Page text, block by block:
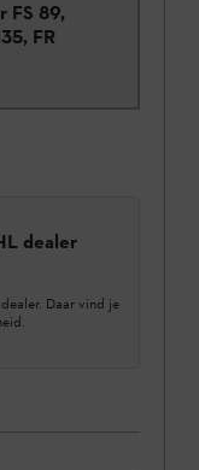
FS 89,
FR
dealer
Daar vind je